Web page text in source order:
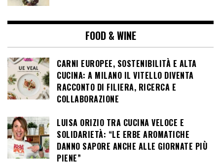
FOOD & WINE
CARNI EUROPEE, SOSTENIBILITÀ E ALTA
CUCINA: A MILANO IL VITELLO DIVENTA
RACCONTO DI FILIERA, RICERCA E
COLLABORAZIONE
LUISA ORIZIO TRA CUCINA VELOCE E
SOLIDARIETÀ: “LE ERBE AROMATICHE
DANNO SAPORE ANCHE ALLE GIORNATE PIÙ
PIENE”